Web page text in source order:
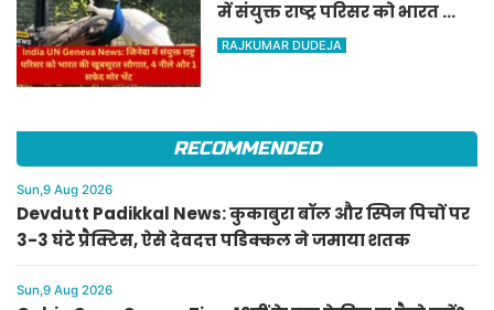
में संयुक्त राष्ट्र परिसर को भारत की
खूबसूरत सौगात, 4 नीले और 1
RAJKUMAR DUDEJA
RECOMMENDED
Sun,9 Aug 2026
Devdutt Padikkal News: कुकाबुरा बॉल और स्पिन पिचों पर
3-3 घंटे प्रैक्टिस, ऐसे देवदत्त पडिक्कल ने जमाया शतक
Sun,9 Aug 2026